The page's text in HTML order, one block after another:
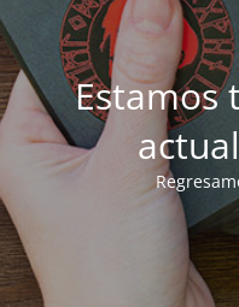
Estamos